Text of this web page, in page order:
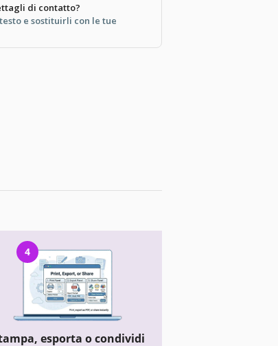
di contatto?
e sostituirli con le tue
4
esporta o condividi